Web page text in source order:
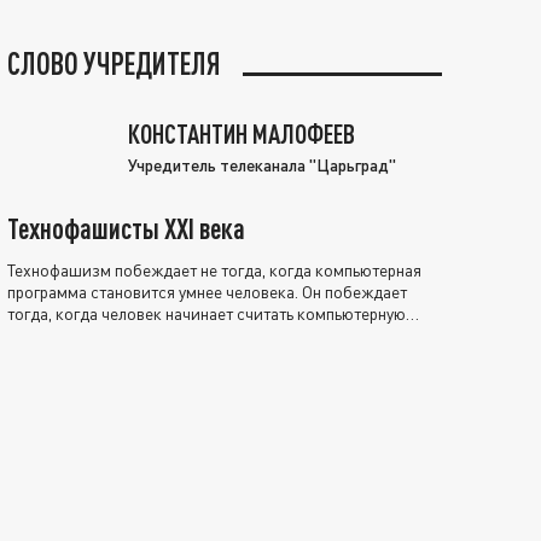
СЛОВО УЧРЕДИТЕЛЯ
КОНСТАНТИН МАЛОФЕЕВ
Учредитель телеканала "Царьград"
Технофашисты XXI века
Технофашизм побеждает не тогда, когда компьютерная
программа становится умнее человека. Он побеждает
тогда, когда человек начинает считать компьютерную